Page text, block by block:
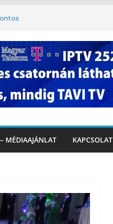
alatt
MÉDIAAJÁNLAT KAPCSOLAT